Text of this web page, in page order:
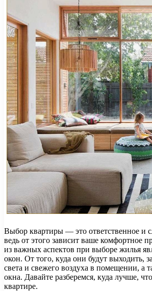
Выбор квартиры — это ответственное и
ведь от этого зависит ваше комфортное
из важных аспектов при выборе жилья
окон. От того, куда они будут выходить,
света и свежего воздуха в помещении, а
окна. Давайте разберемся, куда лучше,
квартире.